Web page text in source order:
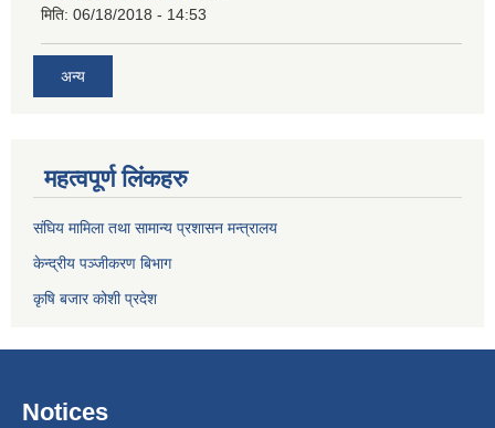
मिति: 06/18/2018 - 14:53
अन्य
महत्वपूर्ण लिंकहरु
संघिय मामिला तथा सामान्य प्रशासन मन्त्रालय
केन्द्रीय पञ्जीकरण बिभाग
कृषि बजार कोशी प्रदेश
Notices